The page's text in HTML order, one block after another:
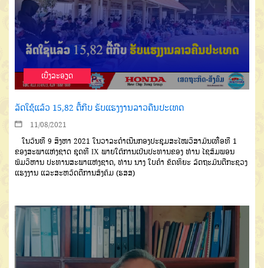
ເບີ່ງລະອຽດ
ລັດໃຊ້ແລ້ວ 15,82 ຕື້ກີບ ຮັບແຮງງານລາວຄືນປະເທດ
11/08/2021
ໃນວັນທີ 9 ສິງຫາ 2021 ໃນວາລະດໍາເນີນກອງປະຊຸມສະໄໝວິສາມັນເທື່ອທີ 1
ຂອງສະພາແຫ່ງຊາດ ຊຸດທີ IX ພາຍໃຕ້ການເປັນປະທານຂອງ ທ່ານ ໄຊສົມພອນ
ພົມວິຫານ ປະທານສະພາແຫ່ງຊາດ, ທ່ານ ນາງ ໃບຄຳ ຂັດທິຍະ ລັດຖະມົນຕີກະຊວງ
ແຮງງານ ແລະສະຫວັດດີການສັງຄົມ (ຮສສ)